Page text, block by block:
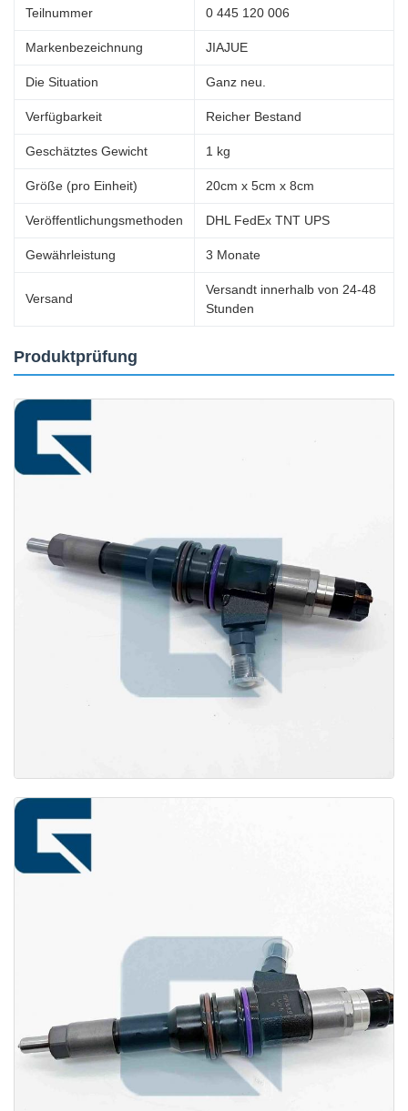
Teilnummer 0 445 120 006
Markenbezeichnung JIAJUE
Die Situation Ganz neu.
Verfügbarkeit Reicher Bestand
Geschätztes Gewicht 1 kg
Größe (pro Einheit) 20cm x 5cm x 8cm
Veröffentlichungsmethoden DHL FedEx TNT UPS
Gewährleistung 3 Monate
Versand
Versandt innerhalb von 24-48
Stunden
Produktprüfung